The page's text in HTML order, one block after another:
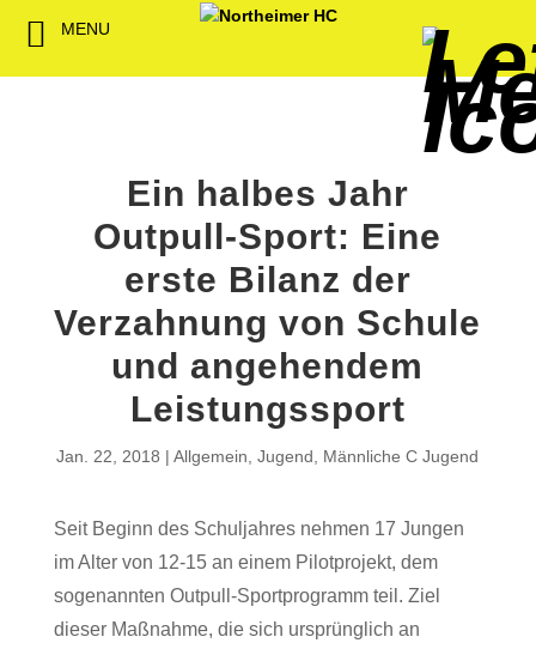
Ein halbes Jahr
Outpull-Sport: Eine
erste Bilanz der
Verzahnung von Schule
und angehendem
Leistungssport
Jan. 22, 2018 Allgemein ,Jugend Männliche C Jugend
Seit Beginn des Schuljahres nehmen 17 Jungen
im Alter von 12-15 an einem Pilotprojekt, dem
sogenannten Outpull-Sportprogramm teil. Ziel
dieser Maßnahme, die sich ursprünglich an
MENU
Back Back
1. Herren
2. Herren
Back
Weibliche
Spielbetrieb
Back
NHC
Back
Spieltagssponsoren
Sponsoren stellen
Jobbörse
Hallenheft
Back
Back Back
Vorstand
Satzung
FWD
Förderung
Back
Dokumente
Back
Download
Kooperationen
Termine
Back